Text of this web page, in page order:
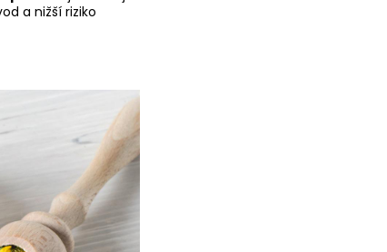
a nižší riziko